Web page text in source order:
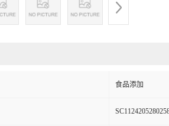
食品添加